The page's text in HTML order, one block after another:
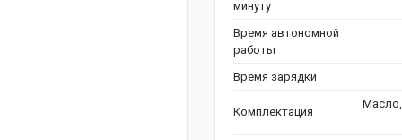
минуту
Время автономной
работы
Время зарядки
Комплектация
Масло,